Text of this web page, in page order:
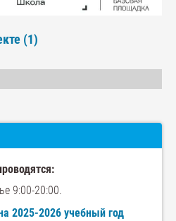
(1)
9:00-20:00.
2025-2026 учебный год